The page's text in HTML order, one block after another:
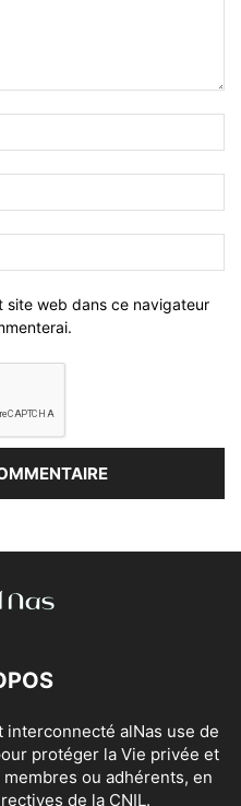
site web dans ce navigateur
alNas use de
protéger la Vie privée et
ou adhérents, en
de la CNIL.